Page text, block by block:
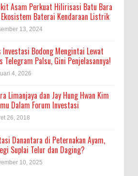
Asam Perkuat Hilirisasi Batu Bara
Baterai Kendaraan Listrik
13, 2024
Investasi Bodong Mengintai Lewat
Telegram Palsu, Gini Penjelasannya!
4, 2026
Limanjaya dan Jay Hung Hwan Kim
Dalam Forum Investasi
26, 2018
Danantara di Peternakan Ayam,
Suplai Telur dan Daging?
10, 2025